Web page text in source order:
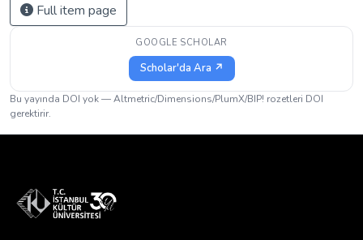
Full item page
GOOGLE SCHOLAR
Scholar'da Ara ↗
Bu yayında DOI yok — Altmetric/Dimensions/PlumX/BIP! rozetleri DOI
gerektirir.